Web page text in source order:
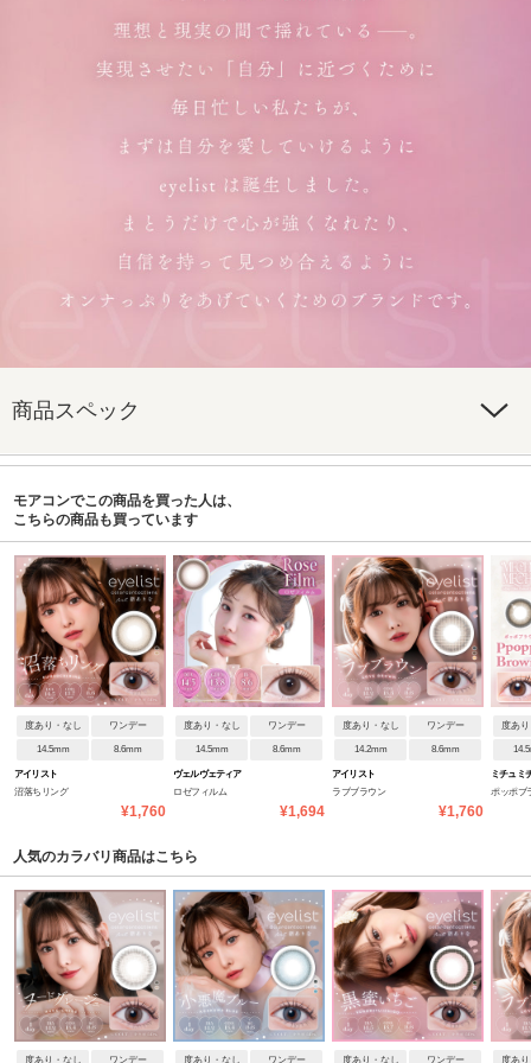
商品スペック
モアコンでこの商品を買った人は、
こちらの商品も買っています
度あり・なし ワンデー
14.5mm 8.6mm
アイリスト
沼落ちリング
¥1,760
度あり・なし ワンデー
14.5mm 8.6mm
ヴェルヴェティア
ロゼフィルム
¥1,694
度あり・なし ワンデー
14.2mm 8.6mm
アイリスト
ラブブラウン
¥1,760
度あ
ミチュミ
ポッポブ
人気のカラバリ商品はこちら
度あり・なし ワンデー 度あり・なし ワンデー 度あり・なし ワンデー 度あ